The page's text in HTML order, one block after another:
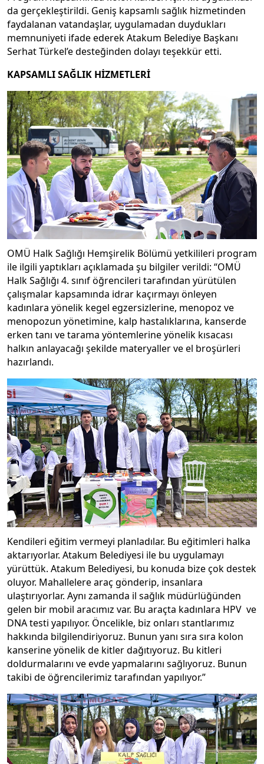
da gerçekleştirildi. Geniş kapsamlı sağlık hizmetinden
faydalanan vatandaşlar, uygulamadan duydukları
memnuniyeti ifade ederek Atakum Belediye Başkanı
Serhat Türkel’e desteğinden dolayı teşekkür etti.
KAPSAMLI SAĞLIK HİZMETLERİ
OMÜ Halk Sağlığı Hemşirelik Bölümü yetkilileri program
ile ilgili yaptıkları açıklamada şu bilgiler verildi: “OMÜ
Halk Sağlığı 4. sınıf öğrencileri tarafından yürütülen
çalışmalar kapsamında idrar kaçırmayı önleyen
kadınlara yönelik kegel egzersizlerine, menopoz ve
menopozun yönetimine, kalp hastalıklarına, kanserde
erken tanı ve tarama yöntemlerine yönelik kısacası
halkın anlayacağı şekilde materyaller ve el broşürleri
hazırlandı.
Kendileri eğitim vermeyi planladılar. Bu eğitimleri halka
aktarıyorlar. Atakum Belediyesi ile bu uygulamayı
yürüttük. Atakum Belediyesi, bu konuda bize çok destek
oluyor. Mahallelere araç gönderip, insanlara
ulaştırıyorlar. Aynı zamanda il sağlık müdürlüğünden
gelen bir mobil aracımız var. Bu araçta kadınlara HPV ve
DNA testi yapılıyor. Öncelikle, biz onları stantlarımız
hakkında bilgilendiriyoruz. Bunun yanı sıra sıra kolon
kanserine yönelik de kitler dağıtıyoruz. Bu kitleri
doldurmalarını ve evde yapmalarını sağlıyoruz. Bunun
takibi de öğrencilerimiz tarafından yapılıyor.”